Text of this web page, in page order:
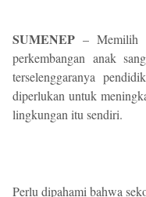
SUMENEP – Memilih
perkembangan anak
terselenggaranya
diperlukan untuk
lingkungan itu sendiri.
Perlu dipahami bahwa